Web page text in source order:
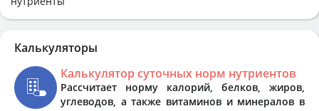
Калькуляторы
Калькулятор суточных норм нутриентов
Рассчитает норму калорий, белков, жиров,
углеводов, а также витаминов и минералов в